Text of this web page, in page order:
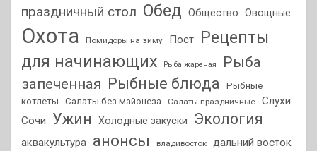
праздничный стол Обед Общество Овощные
Охота Помидоры на зиму Пост
Рецепты
для начинающих
Рыба жареная
Рыба
запеченная Рыбные блюда
Рыбные
котлеты
Салаты без майонеза Салаты праздничные
Слухи
Сочи
Ужин Холодные закуски Экология
аквакультура анонсы владивосток дальний восток